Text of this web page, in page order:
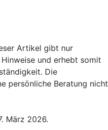
Artikel gibt nur
und erhebt somit
Die
persönliche Beratung nicht
März 2026.